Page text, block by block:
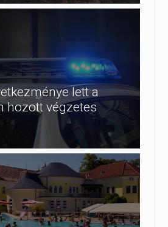
lett a
hozott végzetes